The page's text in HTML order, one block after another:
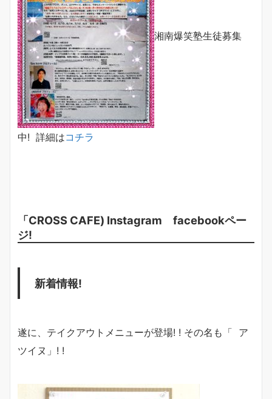
湘南爆笑塾生徒募集
中! 詳細はコチラ
「CROSS CAFE) Instagram facebookペー
ジ!
新着情報!
遂に、テイクアウトメニューが登場! ! その名も「 ア
ツイヌ」! !